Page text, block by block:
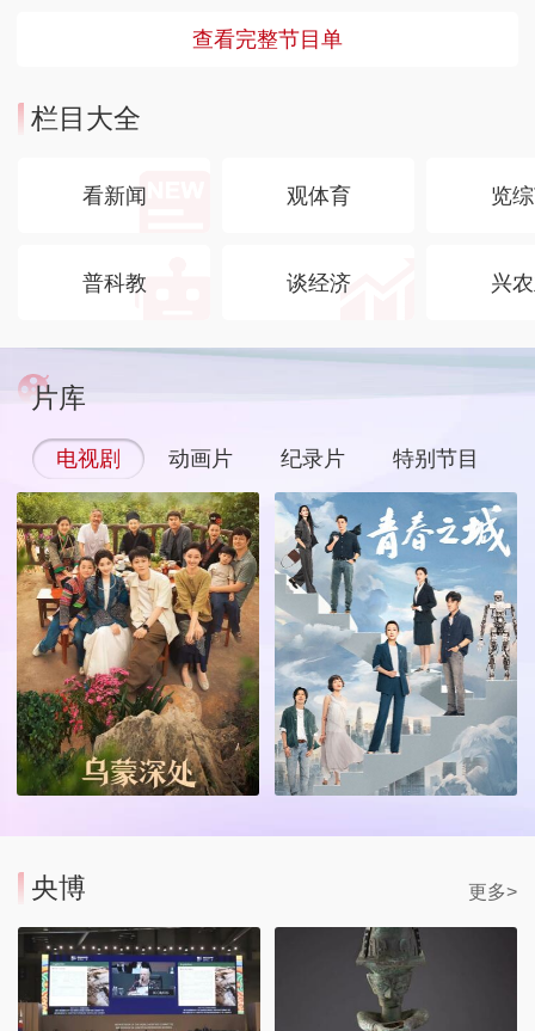
查看完整节目单
栏目大全
看新闻 观体育 览
普科教 谈经济 兴
片库
电视剧 动画片 纪录片 特别节目
央博 更多>